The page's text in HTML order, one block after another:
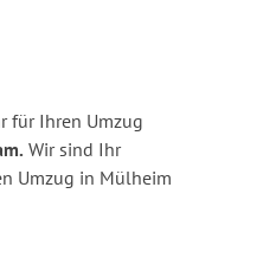
für Ihren Umzug
Wir sind Ihr
Umzug in Mülheim